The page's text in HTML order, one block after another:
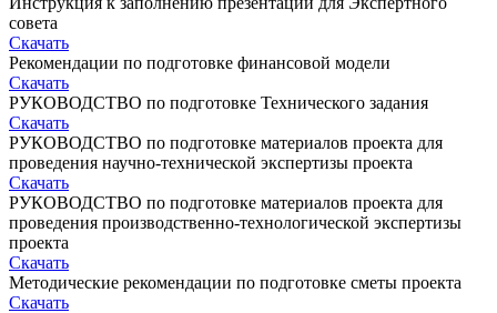
совета
Скачать
Рекомендации по подготовке финансовой модели
Скачать
РУКОВОДСТВО по подготовке Технического задания
Скачать
РУКОВОДСТВО по подготовке материалов проекта для
проведения научно-технической экспертизы проекта
Скачать
РУКОВОДСТВО по подготовке материалов проекта для
проведения производственно-технологической экспертизы
проекта
Скачать
Методические рекомендации по подготовке сметы проекта
Скачать